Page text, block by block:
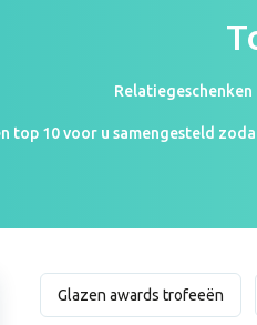
Relatiegeschenken
top 10 voor u samengesteld
Glazen awards trofeeën